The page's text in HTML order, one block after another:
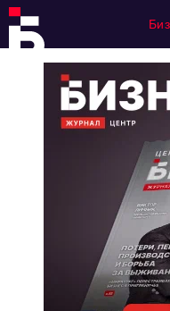
Регулирование